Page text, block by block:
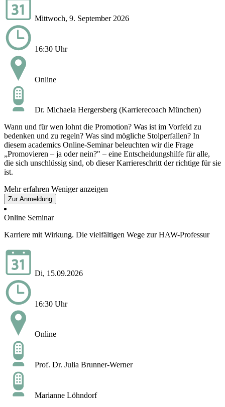
Mittwoch, 9. September 2026
16:30 Uhr
Online
Dr. Michaela Hergersberg (Karrierecoach München)
Wann und für wen lohnt die Promotion? Was ist im Vorfeld zu
bedenken und zu regeln? Was sind mögliche Stolperfallen? In
diesem academics Online-Seminar beleuchten wir die Frage
„Promovieren – ja oder nein?" – eine Entscheidungshilfe für alle,
die sich unschlüssig sind, ob dieser Karriereschritt der richtige für sie
ist.
Mehr erfahren Weniger anzeigen
Zur Anmeldung
Online Seminar
Karriere mit Wirkung. Die vielfältigen Wege zur HAW-Professur
Di, 15.09.2026
16:30 Uhr
Online
Prof. Dr. Julia Brunner-Werner
Marianne Löhndorf